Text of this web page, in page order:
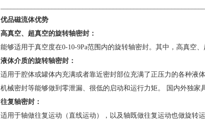
优品磁流体优势
高真空、超真空的旋转轴密封：
能够适用于真空度在0-10-9Pa范围内的旋转轴密封。其中，高真空
液体介质的旋转轴密封：
适用于腔体或罐体内充满或者靠近密封部位充满了正压力的各种液
机械密封等能够做到零泄漏、很低的启动和运行力矩。 国内外独家
往复轴密封：
适用于轴做往复运动（直线运动），以及轴既做往复运动也做旋转运